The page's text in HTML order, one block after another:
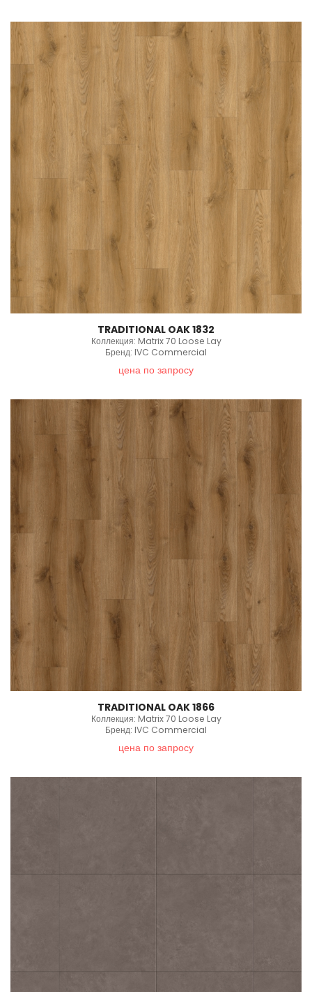
TRADITIONAL OAK 1832
Коллекция: Matrix 70 Loose Lay
Бренд: IVC Commercial
цена по запросу
TRADITIONAL OAK 1866
Коллекция: Matrix 70 Loose Lay
Бренд: IVC Commercial
цена по запросу